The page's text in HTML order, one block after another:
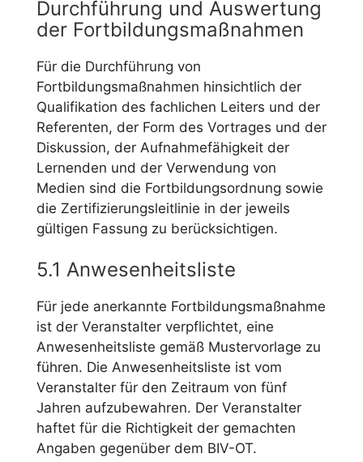
Durchführung und Auswertung
der Fortbildungsmaßnahmen
Für die Durchführung von
Fortbildungsmaßnahmen hinsichtlich der
Qualifikation des fachlichen Leiters und der
Referenten, der Form des Vortrages und der
Diskussion, der Aufnahmefähigkeit der
Lernenden und der Verwendung von
Medien sind die Fortbildungsordnung sowie
die Zertifizierungsleitlinie in der jeweils
gültigen Fassung zu berücksichtigen.
5.1 Anwesenheitsliste
Für jede anerkannte Fortbildungsmaßnahme
ist der Veranstalter verpflichtet, eine
Anwesenheitsliste gemäß Mustervorlage zu
führen. Die Anwesenheitsliste ist vom
Veranstalter für den Zeitraum von fünf
Jahren aufzubewahren. Der Veranstalter
haftet für die Richtigkeit der gemachten
Angaben gegenüber dem BIV-OT.